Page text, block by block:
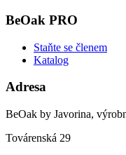
BeOak PRO
Staňte se členem
Katalog
Adresa
BeOak by Javorina,
Továrenská 29